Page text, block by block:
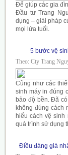
Để giúp các gia
Đầu tư Trang
dụng – giải pháp
mọi lứa tuổi.
5 bước vệ
Theo: Cty Trang
Cũng như các
sinh máy in đúng
bảo độ bền. Đã
không đúng cách
hiểu cách vệ sinh
quá trình sử dụng
Điều đáng giá